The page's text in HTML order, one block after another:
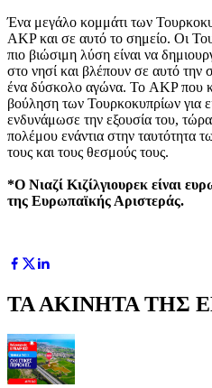
Ένα μεγάλο κομμάτι των
AKP και σε αυτό το σημείο. Οι
πιο βιώσιμη λύση είναι να
στο νησί και βλέπουν σε αυτό την
ένα δύσκολο αγώνα. Το AKP που
βούληση των Τουρκοκυπρίων για
ενδυνάμωσε την εξουσία του,
πολέμου ενάντια στην ταυτότητα
τους και τους θεσμούς τους.
*Ο Νιαζί Κιζίλγιουρεκ είναι
της Ευρωπαϊκής Αριστεράς.
ΤΑ ΑΚΙΝΗΤΑ ΤΗΣ